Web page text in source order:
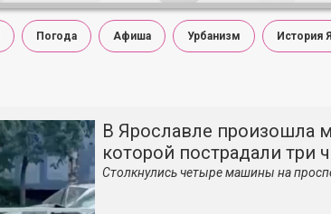
Погода Афиша Урбанизм История
В Ярославле произошла
которой пострадали три
Столкнулись четыре машины на